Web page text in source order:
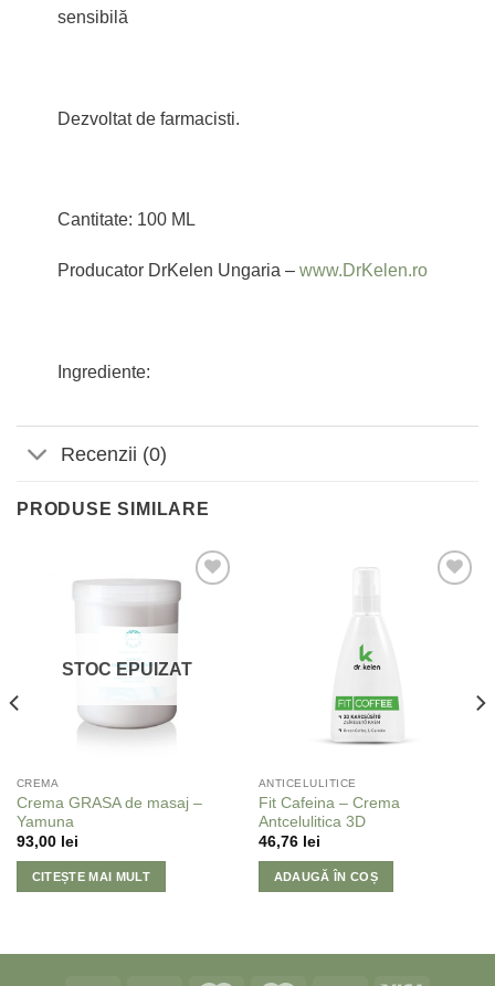
sensibilă
Dezvoltat de farmacisti.
Cantitate: 100 ML
Producator DrKelen Ungaria – www.DrKelen.ro
Ingrediente:
Recenzii (0)
PRODUSE SIMILARE
Adaugă
Favorite
STOC EPUIZAT
CREMA
Crema GRASA de masaj –
Yamuna
93,00 lei
CITEȘTE MAI MULT
ANTICELULITICE
Fit Cafeina – Crema
Antcelulitica 3D
46,76 lei
ADAUGĂ ÎN COȘ